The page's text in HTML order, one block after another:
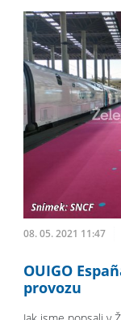
08. 05. 2021 11:47
OUIGO
provozu